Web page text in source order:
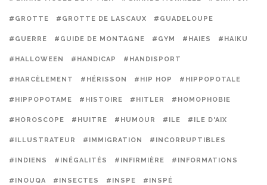
#GROTTE #GROTTE DE LASCAUX #GUADELOUPE
#GUERRE #GUIDE DE MONTAGNE #GYM #HAIES #HAIKU
#HALLOWEEN #HANDICAP #HANDISPORT
#HARCÈLEMENT #HÉRISSON #HIP HOP #HIPPOPOTALE
#HIPPOPOTAME #HISTOIRE #HITLER #HOMOPHOBIE
#HOROSCOPE #HUITRE #HUMOUR #ILE #ILE D'AIX
#ILLUSTRATEUR #IMMIGRATION #INCORRUPTIBLES
#INDIENS #INÉGALITÉS #INFIRMIÈRE #INFORMATIONS
#INOUQA #INSECTES #INSPE #INSPÉ